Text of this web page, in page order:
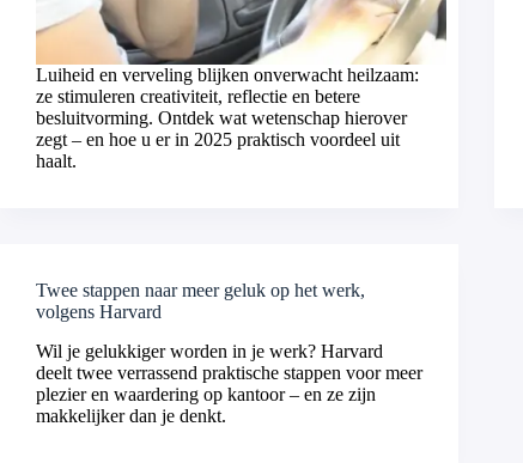
Luiheid en verveling blijken onverwacht heilzaam:
ze stimuleren creativiteit, reflectie en betere
besluitvorming. Ontdek wat wetenschap hierover
zegt – en hoe u er in 2025 praktisch voordeel uit
haalt.
Twee stappen naar meer geluk op het werk,
volgens Harvard
Wil je gelukkiger worden in je werk? Harvard
deelt twee verrassend praktische stappen voor meer
plezier en waardering op kantoor – en ze zijn
makkelijker dan je denkt.